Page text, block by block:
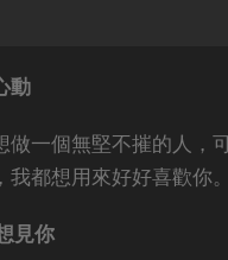
動
做一個無堅不摧的人，
我都想用來好好喜歡你。
見你